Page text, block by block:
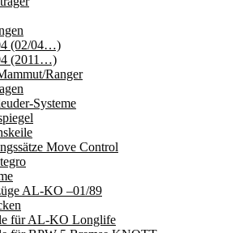
(02/04…)
(2011…)
Ranger
Systeme
Move Control
AL-KO –01/89
für AL-KO Longlife